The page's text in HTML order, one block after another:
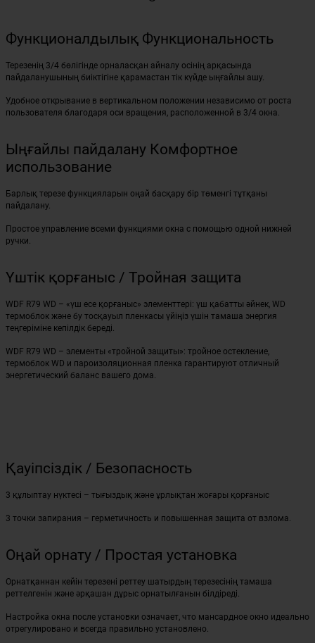
Функционалдылық Функциональность
Терезенің 3/4 бөлігінде орналасқан айналу осінің арқасында
пайдаланушының биіктігіне қарамастан тік күйде ыңғайлы ашу.
Удобное открывание в вертикальном положении независимо от роста
пользователя благодаря оси вращения, расположенной в 3/4 окна.
Ыңғайлы пайдалану Комфортное
использование
Барлық терезе функцияларын оңай басқару бір төменгі тұтқаны
пайдалану.
Простое управление всеми функциями окна с помощью одной нижней
ручки.
Үштік қорғаныс / Тройная защита
WDF R79 WD – «үш есе қорғаныс» элементтері: үш қабатты әйнек, WD
термоблок және бу тосқауыл пленкасы үйіңіз үшін тамаша энергия
теңгеріміне кепілдік береді.
WDF R79 WD – элементы «тройной защиты»: тройное остекление,
термоблок WD и пароизоляционная пленка гарантируют отличный
энергетический баланс вашего дома.
Қауіпсіздік / Безопасность
3 құлыптау нүктесі – тығыздық және ұрлықтан жоғары қорғаныс
3 точки запирания – герметичность и повышенная защита от взлома.
Оңай орнату / Простая установка
Орнатқаннан кейін терезені реттеу шатырдың терезесінің тамаша
реттелгенін және әрқашан дұрыс орнатылғанын білдіреді.
Настройка окна после установки означает, что мансардное окно идеально
отрегулировано и всегда правильно установлено.